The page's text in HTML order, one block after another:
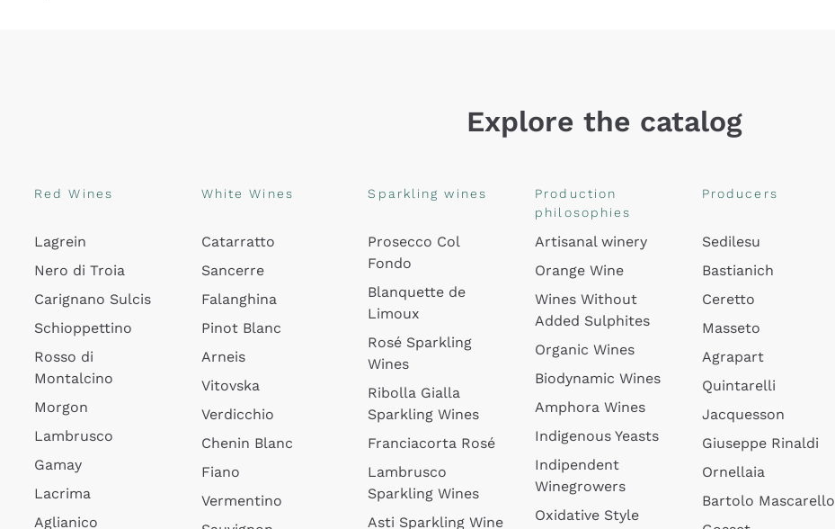
Explore the catalog
Red Wines
Lagrein
Nero di Troia
Carignano Sulcis
Schioppettino
Rosso di
Montalcino
Morgon
Lambrusco
Gamay
Lacrima
Aglianico
White Wines
Catarratto
Sancerre
Falanghina
Pinot Blanc
Arneis
Vitovska
Verdicchio
Chenin Blanc
Fiano
Vermentino
Sparkling wines
Prosecco Col
Fondo
Blanquette de
Limoux
Rosé Sparkling
Wines
Ribolla Gialla
Sparkling Wines
Franciacorta Rosé
Lambrusco
Sparkling Wines
Asti Sparkling Wine
Production
philosophies
Artisanal winery
Orange Wine
Wines Without
Added Sulphites
Organic Wines
Biodynamic Wines
Amphora Wines
Indigenous Yeasts
Indipendent
Winegrowers
Oxidative Style
Producers
Sedilesu
Bastianich
Ceretto
Masseto
Agrapart
Quintarelli
Jacquesson
Giuseppe Rinaldi
Ornellaia
Bartolo Mascarello